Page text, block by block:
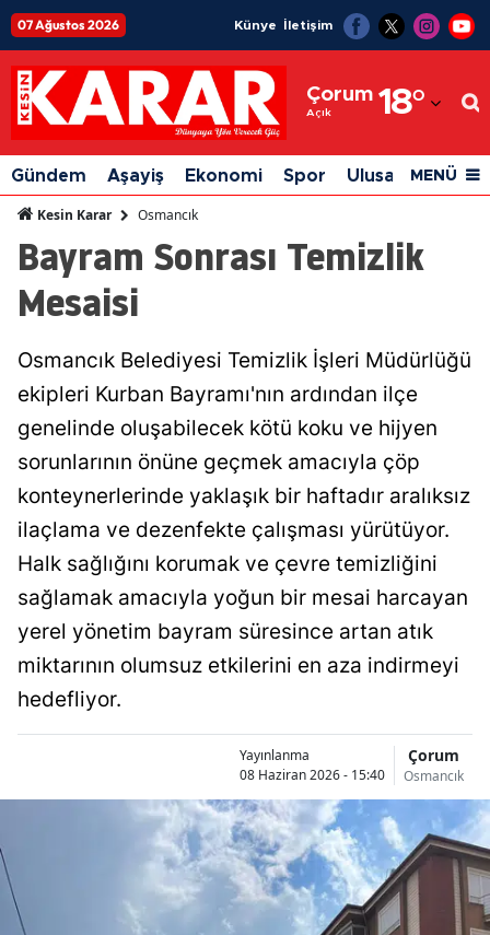
07 Ağustos 2026 Künye İletişim
Çorum
Açık 18°
Adıyaman
Afyonkarahisar
Ağrı
Amasya
Aydın
Balıkesir
Bingöl
Bitlis
Bursa
Çanakkale
Çankırı
Çorum
Denizli
Gündem Aşayiş Ekonomi Spor Ulusal Siyaset
MENÜ
Kesin Karar Osmancık
Bayram Sonrası Temizlik
Mesaisi
Osmancık Belediyesi Temizlik İşleri Müdürlüğü
ekipleri Kurban Bayramı'nın ardından ilçe
genelinde oluşabilecek kötü koku ve hijyen
sorunlarının önüne geçmek amacıyla çöp
konteynerlerinde yaklaşık bir haftadır aralıksız
ilaçlama ve dezenfekte çalışması yürütüyor.
Halk sağlığını korumak ve çevre temizliğini
sağlamak amacıyla yoğun bir mesai harcayan
yerel yönetim bayram süresince artan atık
miktarının olumsuz etkilerini en aza indirmeyi
hedefliyor.
Yayınlanma
08 Haziran 2026 - 15:40
Çorum
Osmancık